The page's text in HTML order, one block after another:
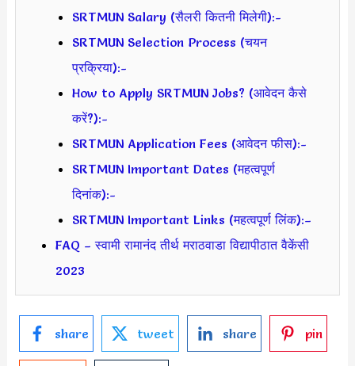
SRTMUN Salary (सैलरी कितनी मिलेगी):-
SRTMUN Selection Process (चयन
प्रक्रिया):-
How to Apply SRTMUN Jobs? (आवेदन कैसे
करें?):-
SRTMUN Application Fees (आवेदन फीस):-
SRTMUN Important Dates (महत्वपूर्ण
दिनांक):-
SRTMUN Important Links (महत्वपूर्ण लिंक):–
FAQ – स्वामी रामानंद तीर्थ मराठवाडा विद्यापीठात वैकेंसी
2023
share tweet share pin